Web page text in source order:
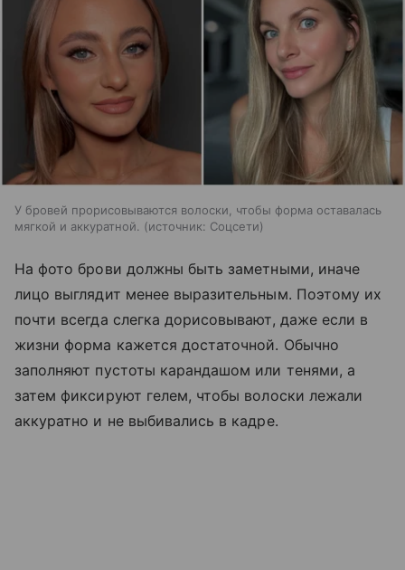
У бровей прорисовываются волоски, чтобы форма оставалась
мягкой и аккуратной.
источник: Соцсети
На фото брови должны быть заметными, иначе
лицо выглядит менее выразительным. Поэтому их
почти всегда слегка дорисовывают, даже если в
жизни форма кажется достаточной. Обычно
заполняют пустоты карандашом или тенями, а
затем фиксируют гелем, чтобы волоски лежали
аккуратно и не выбивались в кадре.